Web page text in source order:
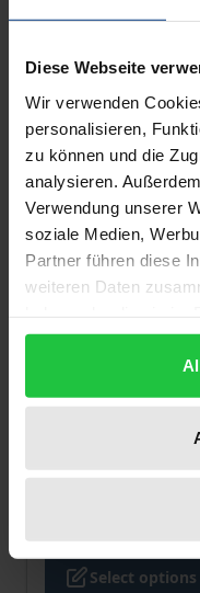
Diese Webseite
Wir verwenden
personalisieren,
zu können und die
analysieren.
Verwendung unserer
soziale Medien,
Partner führen diese
weiteren Daten
gesammelt haben.
Data Access,
Nomos, 1. Edition
Select options